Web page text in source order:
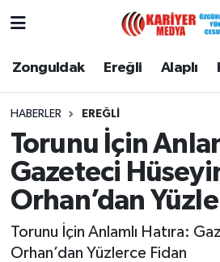
Zonguldak Ereğli Alaplı
HABERLER EREĞLI
Torunu İçin
Gazeteci
Orhan’dan
Torunu İçin Anlamlı Hatıra:
Orhan’dan Yüzlerce Fidan
Zonguldak
Alaplı
Kozlu
Kilimli
Zonguldak Nöbetçi
Zonguldak Namaz Vakitleri
Zonguldak Trafik Yoğunluk
Puan Durumu ve Fikstür